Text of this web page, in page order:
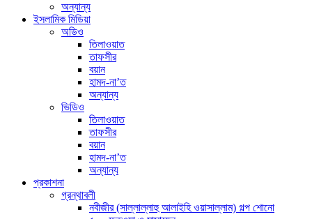
অন্যান্য
ইসলামিক মিডিয়া
অডিও
তিলাওয়াত
তাফসীর
বয়ান
হামদ-না’ত
অন্যান্য
ভিডিও
তিলাওয়াত
তাফসীর
বয়ান
হামদ-না’ত
অন্যান্য
প্রকাশনা
গ্রন্থাবলী
নবীজীর (সাল্লাল্লাহু আলাইহি ওয়াসাল্লাম) গল্প শোনো